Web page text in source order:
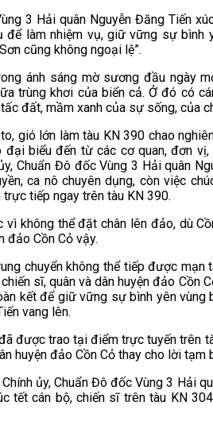
3 Hải quân Nguyễn Đăng Tiến
để làm nhiệm vụ, giữ vững sự
cũng không ngoại lệ”.
ánh sáng mờ sương đầu ngày
trùng khơi của biển cả. Ở đó có
đất, mầm xanh của sự sống, của
gió lớn làm tàu KN 390 chao
biểu đến từ các cơ quan, đơn
Chuẩn Đô đốc Vùng 3 Hải quân
ca nô chuyên dụng, còn việc
tiếp ngay trên tàu KN 390.
vì không thể đặt chân lên đảo, dù
đảo Cồn Cỏ vậy.
chuyển không thể tiếp được mạn
sĩ, quân và dân huyện đảo Cồn
kết để giữ vững sự bình yên vùng
vang lên.
được trao tại điểm trực tuyến trên
huyện đảo Cồn Cỏ thay cho lời tạm
ủy, Chuẩn Đô đốc Vùng 3 Hải
tết cán bộ, chiến sĩ trên tàu KN